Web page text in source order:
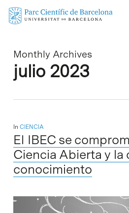
Skip
Monthly Archives
julio 2023
In CIENCIA
El IBEC se
Ciencia Abierta y la
conocimiento